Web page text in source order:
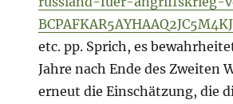
etc. pp. Sprich, es
Jahre nach Ende des Zweiten
erneut die Einschätzung, die